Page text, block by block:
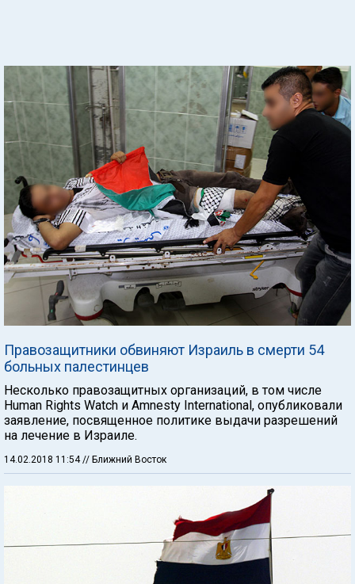
Правозащитники обвиняют Израиль в смерти 54
больных палестинцев
Несколько правозащитных организаций, в том числе
Human Rights Watch и Amnesty International, опубликовали
заявление, посвященное политике выдачи разрешений
на лечение в Израиле.
14.02.2018 11:54// Ближний Восток